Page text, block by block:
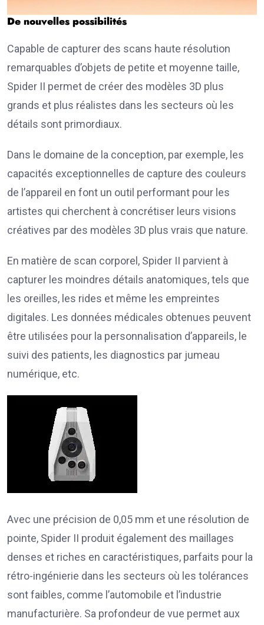
De nouvelles possibilités
Capable de capturer des scans haute résolution
remarquables d’objets de petite et moyenne taille,
Spider II permet de créer des modèles 3D plus
grands et plus réalistes dans les secteurs où les
détails sont primordiaux.
Dans le domaine de la conception, par exemple, les
capacités exceptionnelles de capture des couleurs
de l’appareil en font un outil performant pour les
artistes qui cherchent à concrétiser leurs visions
créatives par des modèles 3D plus vrais que nature.
En matière de scan corporel, Spider II parvient à
capturer les moindres détails anatomiques, tels que
les oreilles, les rides et même les empreintes
digitales. Les données médicales obtenues peuvent
être utilisées pour la personnalisation d’appareils, le
suivi des patients, les diagnostics par jumeau
numérique, etc.
Avec une précision de 0,05 mm et une résolution de
pointe, Spider II produit également des maillages
denses et riches en caractéristiques, parfaits pour la
rétro-ingénierie dans les secteurs où les tolérances
sont faibles, comme l’automobile et l’industrie
manufacturière. Sa profondeur de vue permet aux